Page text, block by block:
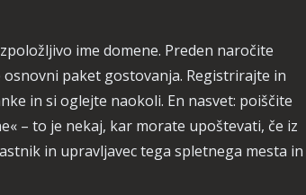
ime domene. Preden naročite
paket gostovanja. Registrirajte in
in si oglejte naokoli. En nasvet: poiščite
– to je nekaj, kar morate upoštevati, če iz
in upravljavec tega spletnega mesta in